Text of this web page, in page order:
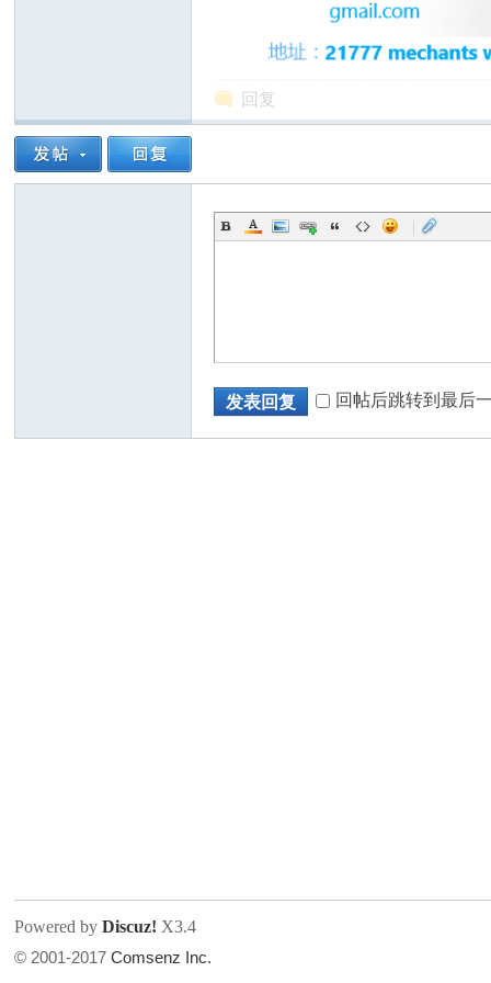
州
回复
|
发表回复 回帖后跳转到最后
Powered byDiscuz! X3.4
© 2001-2017Comsenz Inc.